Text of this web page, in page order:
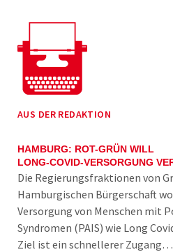
AUS DER REDAKTION
HAMBURG: ROT-GRÜN WILL
LONG-COVID-VERSORGUNG
Die Regierungsfraktionen von
Hamburgischen Bürgerschaft
Versorgung von Menschen mit
Syndromen (PAIS) wie Long
Ziel ist ein schnellerer Zugang…